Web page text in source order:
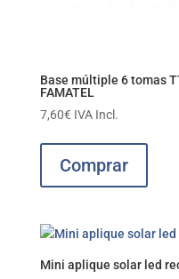
Base múltiple 6 tomas
FAMATEL
7,60€ IVA Incl.
Comprar
Mini aplique solar led